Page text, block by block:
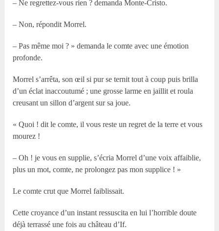
– Ne regrettez-vous rien ? demanda Monte-Cristo.
– Non, répondit Morrel.
– Pas même moi ? » demanda le comte avec une émotion
profonde.
Morrel s’arrêta, son œil si pur se ternit tout à coup puis brilla
d’un éclat inaccoutumé ; une grosse larme en jaillit et roula
creusant un sillon d’argent sur sa joue.
« Quoi ! dit le comte, il vous reste un regret de la terre et vous
mourez !
– Oh ! je vous en supplie, s’écria Morrel d’une voix affaiblie,
plus un mot, comte, ne prolongez pas mon supplice ! »
Le comte crut que Morrel faiblissait.
Cette croyance d’un instant ressuscita en lui l’horrible doute
déjà terrassé une fois au château d’If.